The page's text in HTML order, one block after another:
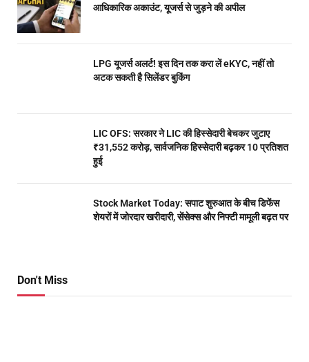
आधिकारिक अकाउंट, यूजर्स से जुड़ने की अपील
LPG यूजर्स अलर्ट! इस दिन तक करा लें eKYC, नहीं तो
अटक सकती है सिलेंडर बुकिंग
LIC OFS: सरकार ने LIC की हिस्सेदारी बेचकर जुटाए
₹31,552 करोड़, सार्वजनिक हिस्सेदारी बढ़कर 10 प्रतिशत
हुई
Stock Market Today: सपाट शुरुआत के बीच डिफेंस
शेयरों में जोरदार खरीदारी, सेंसेक्स और निफ्टी मामूली बढ़त पर
Don't Miss